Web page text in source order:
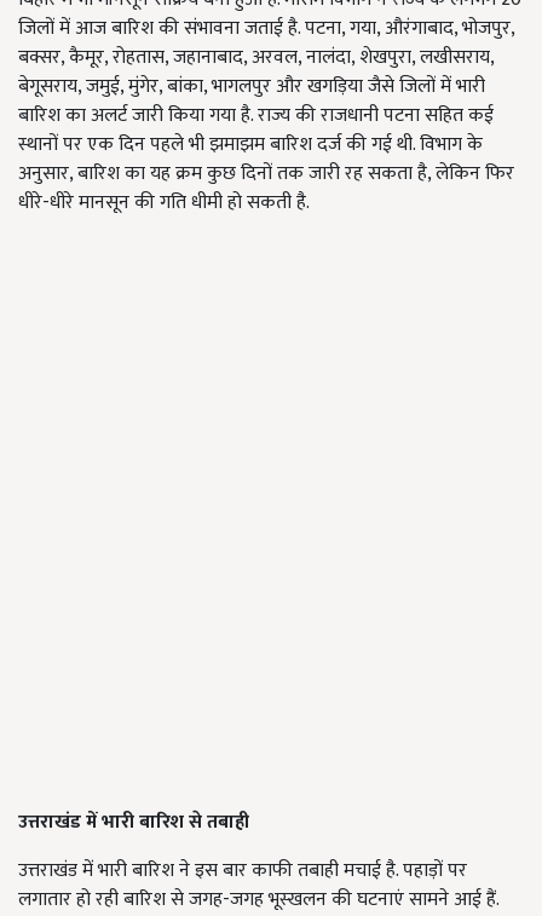
जिलों में आज बारिश की संभावना जताई है. पटना, गया, औरंगाबाद, भोजपुर,
बक्सर, कैमूर, रोहतास, जहानाबाद, अरवल, नालंदा, शेखपुरा, लखीसराय,
बेगूसराय, जमुई, मुंगेर, बांका, भागलपुर और खगड़िया जैसे जिलों में भारी
बारिश का अलर्ट जारी किया गया है. राज्य की राजधानी पटना सहित कई
स्थानों पर एक दिन पहले भी झमाझम बारिश दर्ज की गई थी. विभाग के
अनुसार, बारिश का यह क्रम कुछ दिनों तक जारी रह सकता है, लेकिन फिर
धीरे-धीरे मानसून की गति धीमी हो सकती है.
उत्तराखंड में भारी बारिश से तबाही
उत्तराखंड में भारी बारिश ने इस बार काफी तबाही मचाई है. पहाड़ों पर
लगातार हो रही बारिश से जगह-जगह भूस्खलन की घटनाएं सामने आई हैं.